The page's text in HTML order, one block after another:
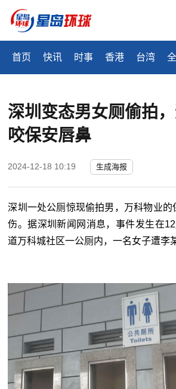
首页 快讯 时事 香港 台湾
深圳变态男女厕偷拍
咬保安唇鼻
2024-12-18 10:19 生成海报
深圳一处公厕惊现偷拍男，万科物业的
伤。据深圳新闻网消息，事件发生在
道万科城社区一公厕内，一名女子遭李